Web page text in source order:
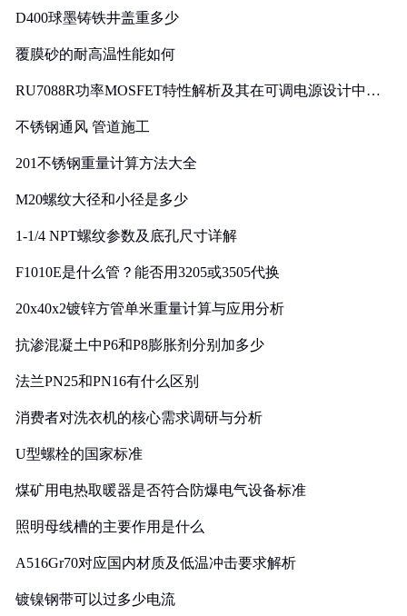
D400球墨铸铁井盖重多少
覆膜砂的耐高温性能如何
RU7088R功率MOSFET特性解析及其在可调电源设计中的
不锈钢通风 管道施工
201不锈钢重量计算方法大全
M20螺纹大径和小径是多少
1-1/4 NPT螺纹参数及底孔尺寸详解
F1010E是什么管？能否用3205或3505代换
20x40x2镀锌方管单米重量计算与应用分析
抗渗混凝土中P6和P8膨胀剂分别加多少
法兰PN25和PN16有什么区别
消费者对洗衣机的核心需求调研与分析
U型螺栓的国家标准
煤矿用电热取暖器是否符合防爆电气设备标准
照明母线槽的主要作用是什么
A516Gr70对应国内材质及低温冲击要求解析
镀镍钢带可以过多少电流